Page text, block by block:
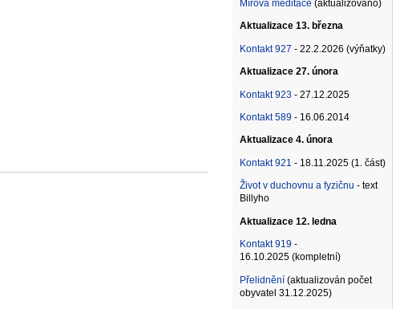
Mírová meditace (aktualizováno)
Aktualizace 13. března
Kontakt 927 - 22.2.2026 (výňatky)
Aktualizace 27. února
Kontakt 923- 27.12.2025
Kontakt 589- 16.06.2014
Aktualizace 4. února
Kontakt 921 - 18.11.2025 (1. část)
Život v duchovnu a fyzičnu - text
Billyho
Aktualizace 12. ledna
Kontakt 919 -
16.10.2025 (kompletní)
Přelidnění (aktualizován počet
obyvatel 31.12.2025)